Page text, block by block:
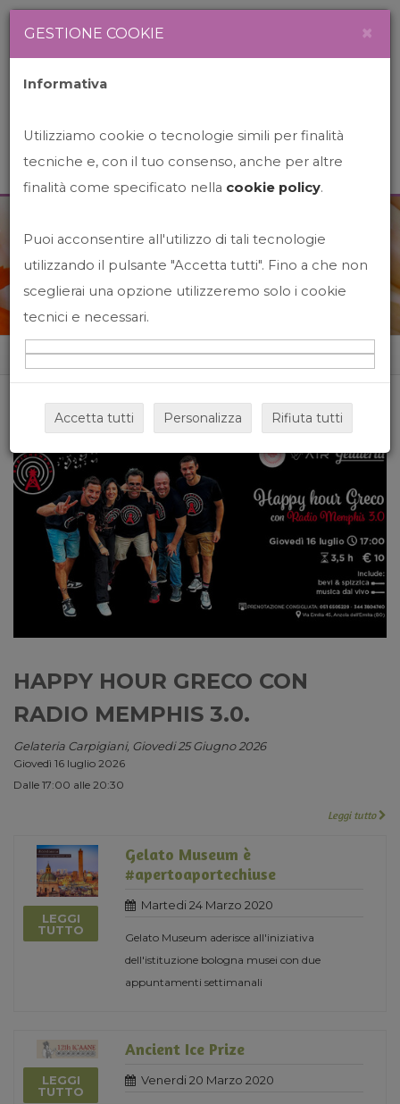
News&Events
Home News&events
HAPPY HOUR GRECO CON
RADIO MEMPHIS 3.0.
Gelateria Carpigiani, Giovedi 25 Giugno 2026
Giovedì 16 luglio 2026
Dalle 17:00 alle 20:30
Leggi tutto
LEGGI
TUTTO
Gelato Museum è
#apertoaportechiuse
Martedi 24 Marzo 2020
Gelato Museum aderisce all'iniziativa
dell'istituzione bologna musei con due
appuntamenti settimanali
LEGGI
TUTTO
Ancient Ice Prize
Venerdi 20 Marzo 2020
GESTIONE COOKIE ×
Informativa
Utilizziamo cookie o tecnologie simili per finalità
tecniche e, con il tuo consenso, anche per altre
finalità come specificato nella cookie policy.
Puoi acconsentire all'utilizzo di tali tecnologie
utilizzando il pulsante "Accetta tutti". Fino a che non
sceglierai una opzione utilizzeremo solo i cookie
tecnici e necessari.
Accetta tutti Personalizza Rifiuta tutti